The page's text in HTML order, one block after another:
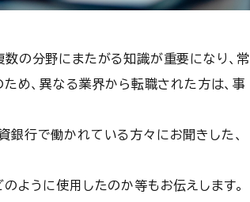
の分野にまたがる知識が重要になり、常
ため、異なる業界から転職された方は、事
銀行で働かれている方々にお聞きした、
ように使用したのか等もお伝えします。